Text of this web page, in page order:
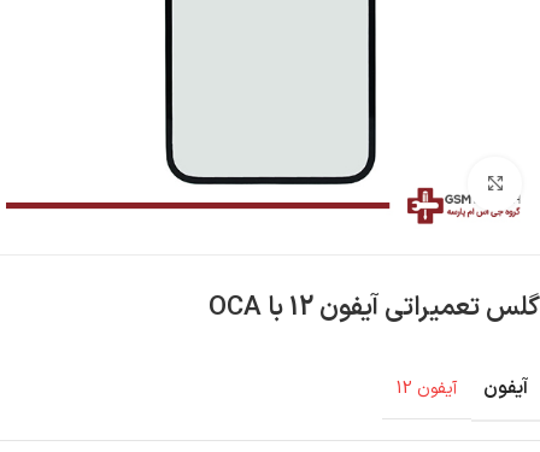
بزرگنمایی تصویر
گلس تعمیراتی آیفون 12 با OCA
آیفون آیفون 12